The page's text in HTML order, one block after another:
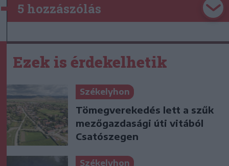
5 hozzászólás
Ezek is érdekelhetik
Székelyhon
Tömegverekedés lett a szűk
mezőgazdasági úti vitából
Csatószegen
Székelyhon